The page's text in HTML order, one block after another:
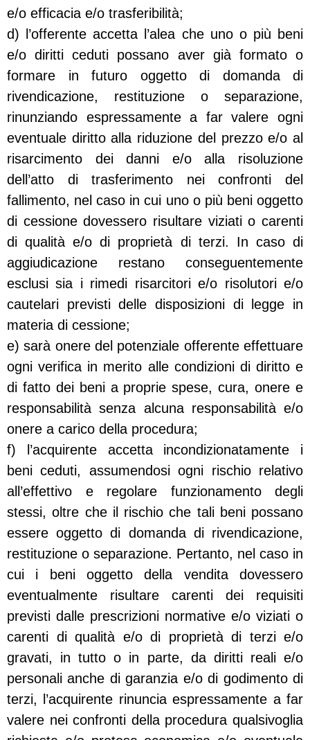
e/o efficacia e/o trasferibilità;
d) l’offerente accetta l’alea che uno o più beni
e/o diritti ceduti possano aver già formato o
formare in futuro oggetto di domanda di
rivendicazione, restituzione o separazione,
rinunziando espressamente a far valere ogni
eventuale diritto alla riduzione del prezzo e/o al
risarcimento dei danni e/o alla risoluzione
dell’atto di trasferimento nei confronti del
fallimento, nel caso in cui uno o più beni oggetto
di cessione dovessero risultare viziati o carenti
di qualità e/o di proprietà di terzi. In caso di
aggiudicazione restano conseguentemente
esclusi sia i rimedi risarcitori e/o risolutori e/o
cautelari previsti delle disposizioni di legge in
materia di cessione;
e) sarà onere del potenziale offerente effettuare
ogni verifica in merito alle condizioni di diritto e
di fatto dei beni a proprie spese, cura, onere e
responsabilità senza alcuna responsabilità e/o
onere a carico della procedura;
f) l’acquirente accetta incondizionatamente i
beni ceduti, assumendosi ogni rischio relativo
all’effettivo e regolare funzionamento degli
stessi, oltre che il rischio che tali beni possano
essere oggetto di domanda di rivendicazione,
restituzione o separazione. Pertanto, nel caso in
cui i beni oggetto della vendita dovessero
eventualmente risultare carenti dei requisiti
previsti dalle prescrizioni normative e/o viziati o
carenti di qualità e/o di proprietà di terzi e/o
gravati, in tutto o in parte, da diritti reali e/o
personali anche di garanzia e/o di godimento di
terzi, l’acquirente rinuncia espressamente a far
valere nei confronti della procedura qualsivoglia